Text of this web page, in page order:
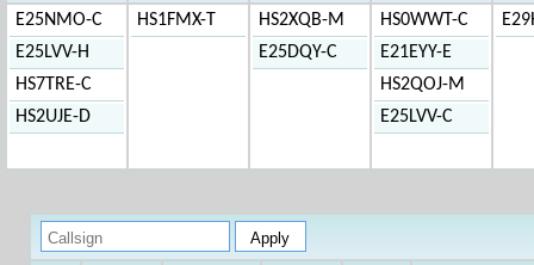
E25NMO-C
E25LVV-H
HS7TRE-C
HS2UJE-D
HS1FMX-T
HS2XQB-M
E25DQY-C
HS0WWT-C
E21EYY-E
HS2QOJ-M
E25LVV-C